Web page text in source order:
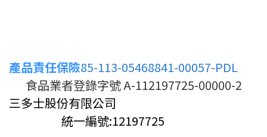
產品責任保險85-113-05468841-00057-PDL
食品業者登錄字號 A-112197725-00000-2
三多士股份有限公司
統一編號:12197725